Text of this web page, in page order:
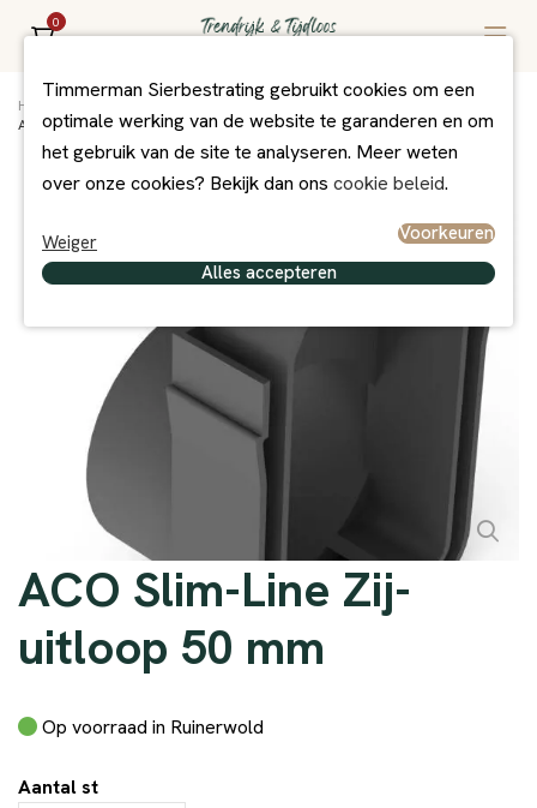
0
Home / Afwaterings artikelen
ACO Slim-Line Zij-uitloop 50 mm
ACO Slim-Line Zij-
uitloop 50 mm
Op voorraad in Ruinerwold
Aantal st
Timmerman Sierbestrating gebruikt cookies om een
optimale werking van de website te garanderen en om
het gebruik van de site te analyseren. Meer weten
over onze cookies? Bekijk dan ons cookie beleid.
Weiger
Voorkeuren
Alles accepteren